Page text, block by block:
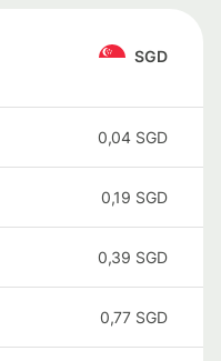
SGD
0,04 SGD
0,19 SGD
0,39 SGD
0,77 SGD